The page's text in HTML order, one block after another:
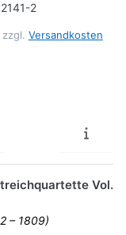
2
Versandkosten
Vol.
– 1809)